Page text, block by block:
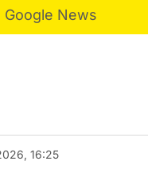
News
16:25